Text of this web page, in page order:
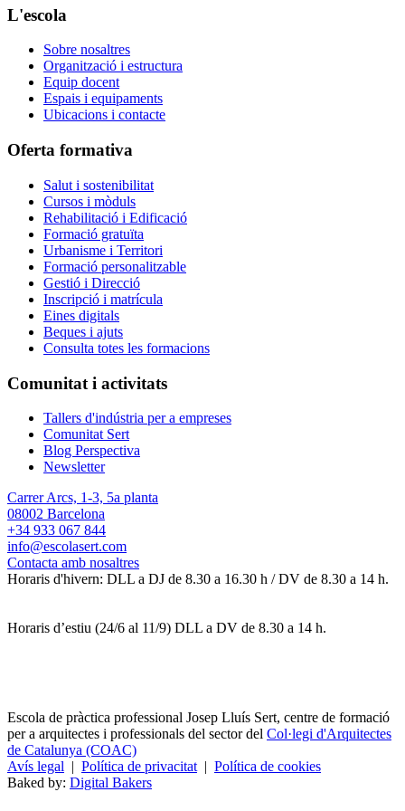
L'escola
Sobre nosaltres
Organització i estructura
Equip docent
Espais i equipaments
Ubicacions i contacte
Oferta formativa
Salut i sostenibilitat
Cursos i mòduls
Rehabilitació i Edificació
Formació gratuïta
Urbanisme i Territori
Formació personalitzable
Gestió i Direcció
Inscripció i matrícula
Eines digitals
Beques i ajuts
Consulta totes les formacions
Comunitat i activitats
Tallers d'indústria per a empreses
Comunitat Sert
Blog Perspectiva
Newsletter
Carrer Arcs, 1-3, 5a planta
08002 Barcelona
+34 933 067 844
info@escolasert.com
Contacta amb nosaltres
Horaris d'hivern: DLL a DJ de 8.30 a 16.30 h / DV de 8.30 a 14 h.
Horaris d’estiu (24/6 al 11/9) DLL a DV de 8.30 a 14 h.
Escola de pràctica professional Josep Lluís Sert, centre de formació
per a arquitectes i professionals del sector del Col·legi d'Arquitectes
de Catalunya (COAC)
Avís legal
Política de privacitat| Política de cookies
Baked by: Digital Bakers